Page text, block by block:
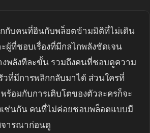
กกับคนที่อินกับพล็อตข้ามมิติที่ไม่เดิน
ผู้ที่ชอบเรื่องที่มีกลไกพลังชัดเจน
งพลังทีละขั้น รวมถึงคนที่ชอบดูความ
ที่มีการพลิกกลับมาได้ ส่วนใครที่
อมกับการเติบโตของตัวละครก็จะ
เช่นกัน คนที่ไม่ค่อยชอบพล็อตแบบมี
จารณาก่อนดู